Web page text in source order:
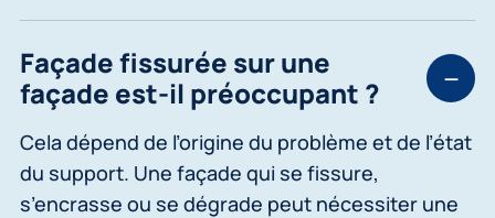
Façade fissurée sur une
façade est-il préoccupant ?
Cela dépend de l’origine du problème et de l’état
du support. Une façade qui se fissure,
s’encrasse ou se dégrade peut nécessiter une